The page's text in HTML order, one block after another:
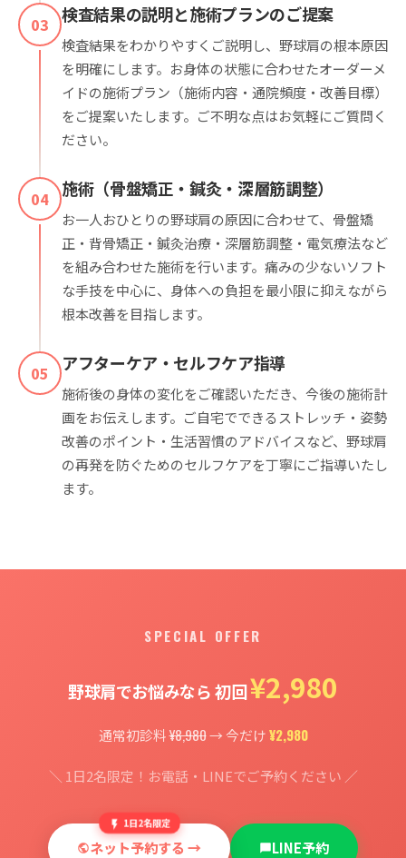
03 検査結果の説明と施術プランのご提案
検査結果をわかりやすくご説明し、野球肩の根本原因
を明確にします。お身体の状態に合わせたオーダーメ
イドの施術プラン（施術内容・通院頻度・改善目標）
をご提案いたします。ご不明な点はお気軽にご質問く
ださい。
04 施術（骨盤矯正・鍼灸・深層筋調整）
お一人おひとりの野球肩の原因に合わせて、骨盤矯
正・背骨矯正・鍼灸治療・深層筋調整・電気療法など
を組み合わせた施術を行います。痛みの少ないソフト
な手技を中心に、身体への負担を最小限に抑えながら
根本改善を目指します。
05 アフターケア・セルフケア指導
施術後の身体の変化をご確認いただき、今後の施術計
画をお伝えします。ご自宅でできるストレッチ・姿勢
改善のポイント・生活習慣のアドバイスなど、野球肩
の再発を防ぐためのセルフケアを丁寧にご指導いたし
ます。
SPECIAL OFFER
野球肩でお悩みなら 初回¥2,980
通常初診料¥8,980→ 今だけ¥2,980
＼ 1日2名限定！お電話・LINEでご予約ください ／
1日2名限定
ネット予約する → LINE予約